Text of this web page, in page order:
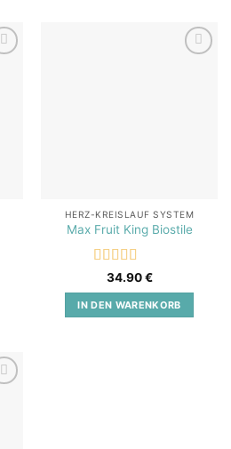
HERZ-KREISLAUF SYSTEM
Max Fruit King Biostile
Bewertet
mit5von 5
34.90€
IN DEN WARENKORB